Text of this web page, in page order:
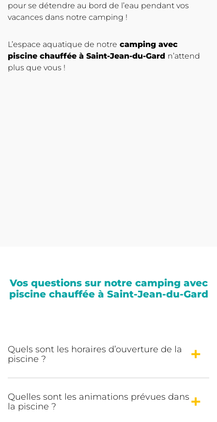
pour se détendre au bord de l’eau pendant vos
vacances dans notre camping !
L’espace aquatique de notre camping avec
piscine chauffée à Saint-Jean-du-Gard n’attend
plus que vous !
Vos questions sur notre camping avec
piscine chauffée à Saint-Jean-du-Gard
Quels sont les horaires d’ouverture de la
piscine ?
Quelles sont les animations prévues dans
la piscine ?